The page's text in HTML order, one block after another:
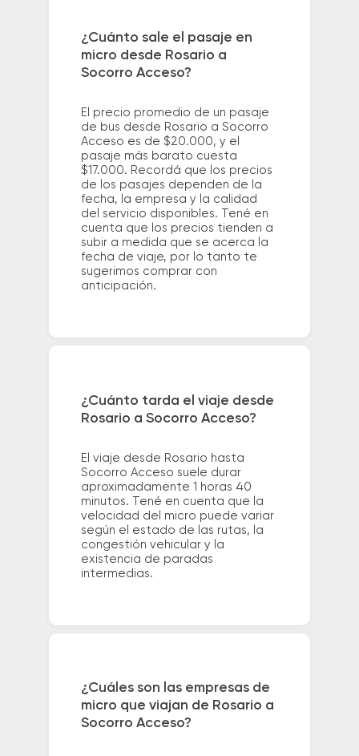
¿Cuánto sale el pasaje en
micro desde Rosario a
Socorro Acceso?
El precio promedio de un pasaje
de bus desde Rosario a Socorro
Acceso es de $20.000, y el
pasaje más barato cuesta
$17.000. Recordá que los precios
de los pasajes dependen de la
fecha, la empresa y la calidad
del servicio disponibles. Tené en
cuenta que los precios tienden a
subir a medida que se acerca la
fecha de viaje, por lo tanto te
sugerimos comprar con
anticipación.
¿Cuánto tarda el viaje desde
Rosario a Socorro Acceso?
El viaje desde Rosario hasta
Socorro Acceso suele durar
aproximadamente 1 horas 40
minutos. Tené en cuenta que la
velocidad del micro puede variar
según el estado de las rutas, la
congestión vehicular y la
existencia de paradas
intermedias.
¿Cuáles son las empresas de
micro que viajan de Rosario a
Socorro Acceso?